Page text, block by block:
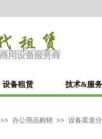
设备租赁 技术&服
>> 办公用品购销 >> 设备渠道